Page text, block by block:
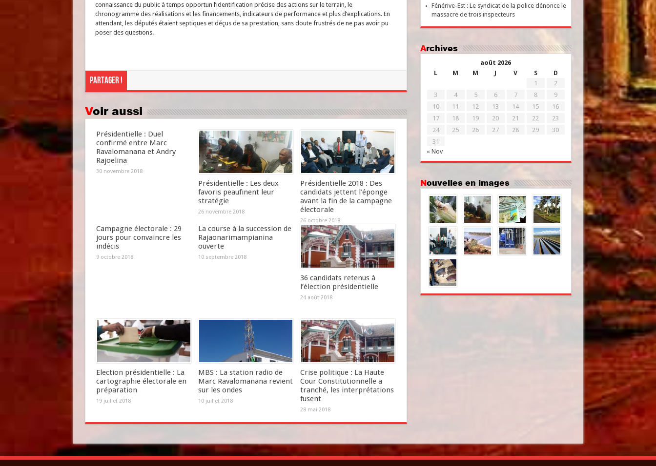
connaissance du public à temps opportun l’identification précise des actions sur le terrain, le
chronogramme des réalisations et les financements, indicateurs de performance et plus d’explications. En
attendant, les députés étaient septiques et déçus de sa prestation, sans doute frustrés de ne pas avoir pu
poser des questions.
Partager !
Voir aussi
Présidentielle : Duel
confirmé entre Marc
Ravalomanana et Andry
Rajoelina
30 novembre 2018
Présidentielle : Les deux
favoris peaufinent leur
stratégie
26 novembre 2018
Présidentielle 2018 : Des
candidats jettent l’éponge
avant la fin de la campagne
électorale
26 octobre 2018
Campagne électorale : 29
jours pour convaincre les
indécis
9 octobre 2018
La course à la succession de
Rajaonarimampianina
ouverte
10 septembre 2018
36 candidats retenus à
l’élection présidentielle
24 août 2018
Election présidentielle : La
cartographie électorale en
préparation
19 juillet 2018
MBS : La station radio de
Marc Ravalomanana revient
sur les ondes
10 juillet 2018
Crise politique : La Haute
Cour Constitutionnelle a
tranché, les interprétations
fusent
28 mai 2018
Fénérive-Est : Le syndicat de la police dénonce le
massacre de trois inspecteurs
Archives
août 2026
L
M M J V S D
« Nov
1
2
3
4 5 6 7 8
9
10
11 12 13 14 15
16
17
18 19 20 21 22
23
24
25 26 27 28 29
30
31
Nouvelles en images